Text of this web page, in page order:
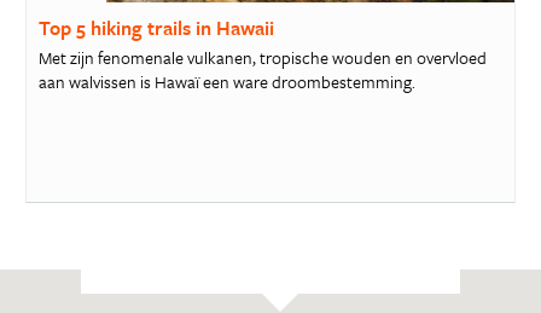
Top 5 hiking trails in Hawaii
Met zijn fenomenale vulkanen, tropische wouden en overvloed
aan walvissen is Hawaï een ware droombestemming.